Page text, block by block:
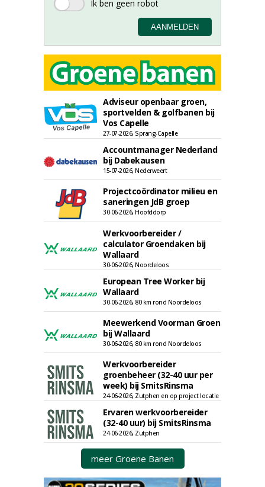
Adviseur openbaar groen,
sportvelden & golfbanen bij
Vos Capelle
27-07-2026, Sprang-Capelle
Accountmanager Nederland
bij Dabekausen
15-07-2026, Nederweert
Projectcoördinator milieu en
saneringen JdB groep
30-06-2026, Hoofddorp
Werkvoorbereider /
calculator Groendaken bij
Wallaard
30-06-2026, Noordeloos
European Tree Worker bij
Wallaard
30-06-2026, 80 km rond Noordeloos
Meewerkend Voorman Groen
bij Wallaard
30-06-2026, 80 km rond Noordeloos
Werkvoorbereider
groenbeheer (32-40 uur per
week) bij SmitsRinsma
24-06-2026, Zutphen en op project locatie
Ervaren werkvoorbereider
(32-40 uur) bij SmitsRinsma
24-06-2026, Zutphen
meer Groene Banen